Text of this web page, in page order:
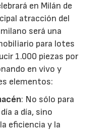
en Milán de
atracción del
será una
para lotes
1.000 piezas por
en vivo y
elementos:
: No sólo para
a día, sino
eficiencia y la